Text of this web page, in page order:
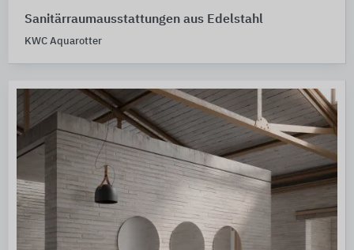
Sanitärraumausstattungen aus Edelstahl
KWC Aquarotter